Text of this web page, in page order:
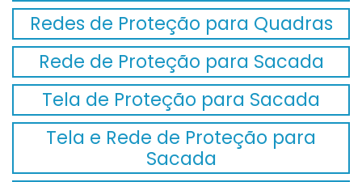
Redes de Proteção para Quadras
Rede de Proteção para Sacada
Tela de Proteção para Sacada
Tela e Rede de Proteção para
Sacada